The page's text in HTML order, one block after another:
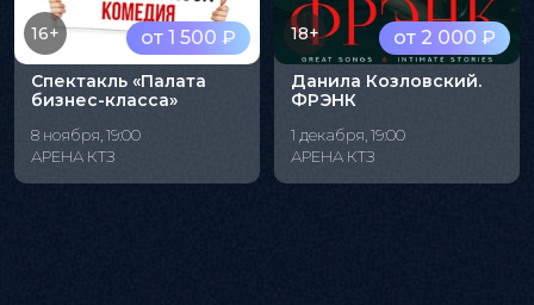
от 1 500 ₽
16+
Спектакль «Палата
бизнес-класса»
8 ноября, 19:00
АРЕНА КТЗ
от 2 000 ₽
18+
Данила Козловский.
ФРЭНК
1 декабря, 19:00
АРЕНА КТЗ